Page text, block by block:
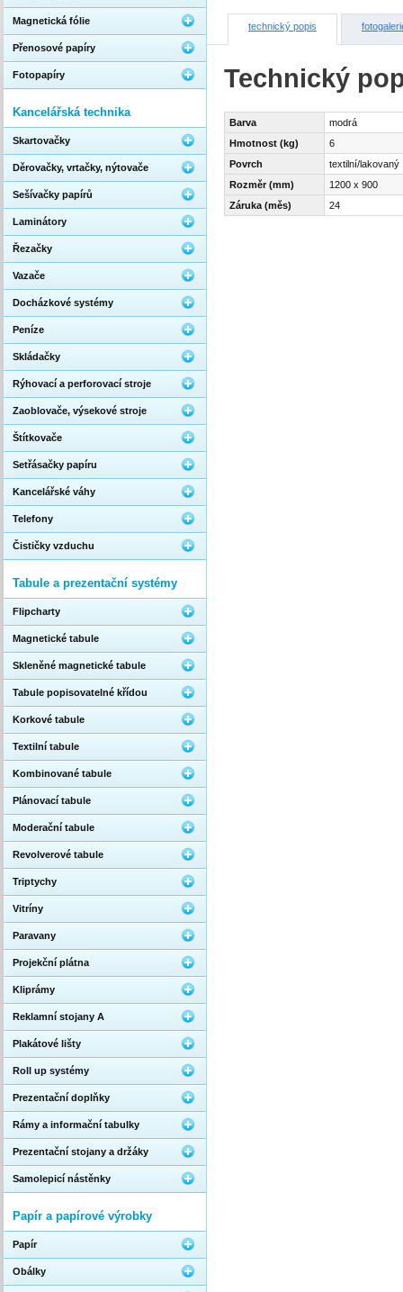
technický popis
Technický
Barva
modrá
Hmotnost (kg)
6
Povrch
textilní/lakovaný
Rozměr (mm)
1200 x 900
Záruka (měs)
24
Magnetická fólie
Přenosové papíry
Fotopapíry
Kancelářská technika
Skartovačky
Děrovačky, vrtačky, nýtovače
Sešívačky papírů
Laminátory
Řezačky
Vazače
Docházkové systémy
Peníze
Skládačky
Rýhovací a perforovací stroje
Zaoblovače, výsekové stroje
Štítkovače
Setřásačky papíru
Kancelářské váhy
Telefony
Čističky vzduchu
Tabule a prezentační systémy
Flipcharty
Magnetické tabule
Skleněné magnetické tabule
Tabule popisovatelné křídou
Korkové tabule
Textilní tabule
Kombinované tabule
Plánovací tabule
Moderační tabule
Revolverové tabule
Triptychy
Vitríny
Paravany
Projekční plátna
Kliprámy
Reklamní stojany A
Plakátové lišty
Roll up systémy
Prezentační doplňky
Rámy a informační tabulky
Prezentační stojany a držáky
Samolepicí nástěnky
Papír a papírové výrobky
Papír
Obálky